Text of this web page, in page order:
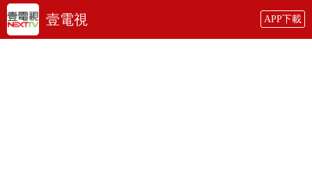
壹電視 APP下載